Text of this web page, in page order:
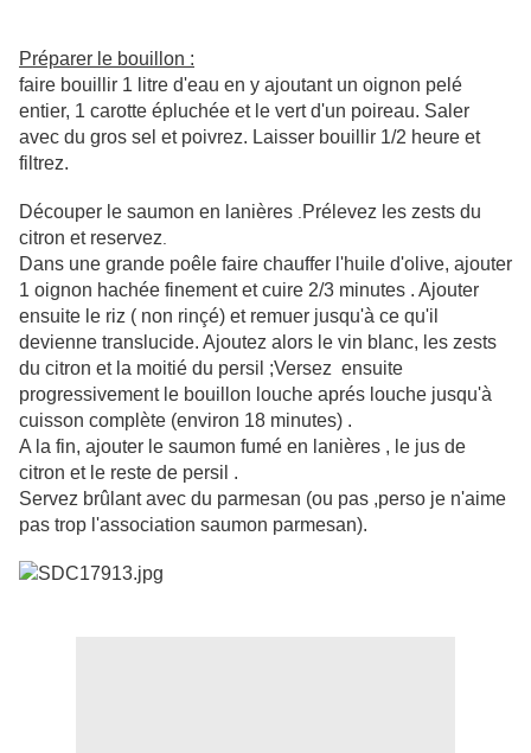
Préparer le bouillon :
faire bouillir 1 litre d'eau en y ajoutant un oignon pelé
entier, 1 carotte épluchée et le vert d'un poireau. Saler
avec du gros sel et poivrez. Laisser bouillir 1/2 heure et
filtrez.
Découper le saumon en lanières Prélevez les zests du
citron et reservez
Dans une grande poêle faire chauffer l'huile d'olive, ajouter
1 oignon hachée finement et cuire 2/3 minutes . Ajouter
ensuite le riz ( non rinçé) et remuer jusqu'à ce qu'il
devienne translucide. Ajoutez alors le vin blanc, les zests
du citron et la moitié du persil ;Versez ensuite
progressivement le bouillon louche aprés louche jusqu'à
cuisson complète (environ 18 minutes) .
A la fin, ajouter le saumon fumé en lanières , le jus de
citron et le reste de persil .
Servez brûlant avec du parmesan (ou pas ,perso je n'aime
pas trop l'association saumon parmesan).